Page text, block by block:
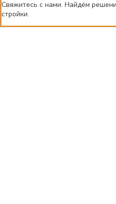
Свяжитесь с нами. Найдём
стройки.